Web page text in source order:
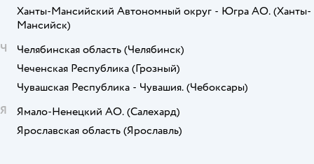
Ханты-Мансийский Автономный округ - Югра АО. (Ханты-
Мансийск)
Ч
Челябинская область (Челябинск)
Чеченская Республика (Грозный)
Чувашская Республика - Чувашия. (Чебоксары)
Я
Ямало-Ненецкий АО. (Салехард)
Ярославская область (Ярославль)